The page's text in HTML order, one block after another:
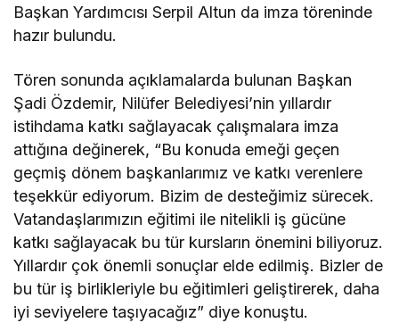
Başkan Yardımcısı Serpil Altun da imza töreninde
hazır bulundu.
Tören sonunda açıklamalarda bulunan Başkan
Şadi Özdemir, Nilüfer Belediyesi’nin yıllardır
istihdama katkı sağlayacak çalışmalara imza
attığına değinerek, “Bu konuda emeği geçen
geçmiş dönem başkanlarımız ve katkı verenlere
teşekkür ediyorum. Bizim de desteğimiz sürecek.
Vatandaşlarımızın eğitimi ile nitelikli iş gücüne
katkı sağlayacak bu tür kursların önemini biliyoruz.
Yıllardır çok önemli sonuçlar elde edilmiş. Bizler de
bu tür iş birlikleriyle bu eğitimleri geliştirerek, daha
iyi seviyelere taşıyacağız” diye konuştu.